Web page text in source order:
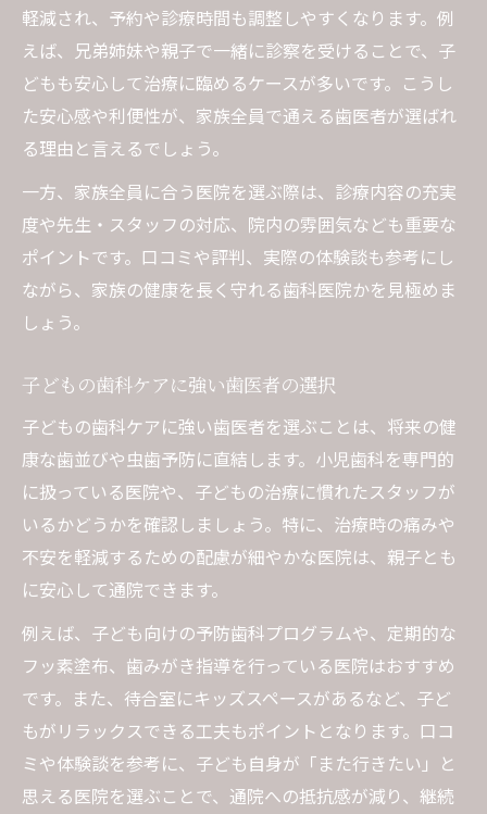
軽減され、予約や診療時間も調整しやすくなります。例
えば、兄弟姉妹や親子で一緒に診察を受けることで、子
どもも安心して治療に臨めるケースが多いです。こうし
た安心感や利便性が、家族全員で通える歯医者が選ばれ
る理由と言えるでしょう。
一方、家族全員に合う医院を選ぶ際は、診療内容の充実
度や先生・スタッフの対応、院内の雰囲気なども重要な
ポイントです。口コミや評判、実際の体験談も参考にし
ながら、家族の健康を長く守れる歯科医院かを見極めま
しょう。
子どもの歯科ケアに強い歯医者の選択
子どもの歯科ケアに強い歯医者を選ぶことは、将来の健
康な歯並びや虫歯予防に直結します。小児歯科を専門的
に扱っている医院や、子どもの治療に慣れたスタッフが
いるかどうかを確認しましょう。特に、治療時の痛みや
不安を軽減するための配慮が細やかな医院は、親子とも
に安心して通院できます。
例えば、子ども向けの予防歯科プログラムや、定期的な
フッ素塗布、歯みがき指導を行っている医院はおすすめ
です。また、待合室にキッズスペースがあるなど、子ど
もがリラックスできる工夫もポイントとなります。口コ
ミや体験談を参考に、子ども自身が「また行きたい」と
思える医院を選ぶことで、通院への抵抗感が減り、継続